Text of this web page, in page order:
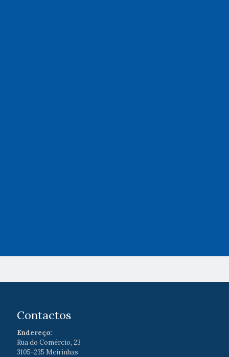
Contactos
Endereço:
Rua do Comércio, 23
3105-235 Meirinhas